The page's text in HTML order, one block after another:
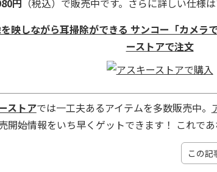
映しながら耳掃除ができる サンコー「カメラ
ーストアで注文
ストアでは一工夫あるアイテムを多数販売中。
開始情報をいち早くゲットできます！ これで
この記